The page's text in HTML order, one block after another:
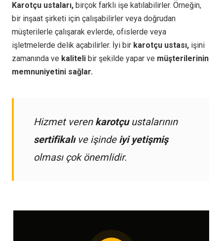
Karotçu ustaları, birçok farklı işe katılabilirler. Örneğin,
bir inşaat şirketi için çalışabilirler veya doğrudan
müşterilerle çalışarak evlerde, ofislerde veya
işletmelerde delik açabilirler. İyi bir karotçu ustası, işini
zamanında ve kaliteli bir şekilde yapar ve müşterilerinin
memnuniyetini sağlar.
Hizmet veren karotçuustalarının
sertifikalıve işinde iyi yetişmiş
olması çok önemlidir.